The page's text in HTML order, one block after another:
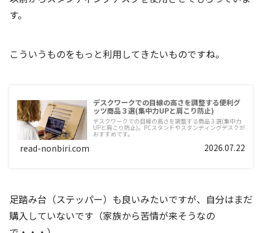
す。
こういうものをもっと利用してきたいものですね。
デスクワークでの目線の高さを調整する便利グ
ッツ商品３選(集中力UPと肩こり防止)
デスクワークでの目線の高さを調整する商品３選(集中力
UPと肩こり防止)。PCスタンドやスタンディングデスクが
おすすめです。
read-nonbiri.com 2026.07.22
足踏み台（ステッパー）も良いみたいですが、自分はまだ
購入していないです（家族から苦情が来そうなの